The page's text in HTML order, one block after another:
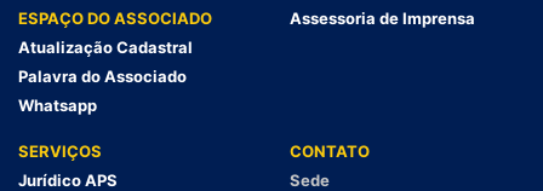
ESPAÇO DO ASSOCIADO
Atualização Cadastral
Palavra do Associado
Whatsapp
Assessoria de Imprensa
SERVIÇOS
Jurídico APS
CONTATO
Sede